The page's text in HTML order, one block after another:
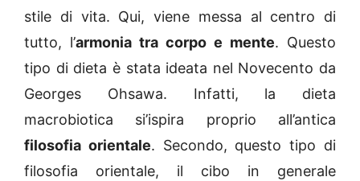
stile di vita. Qui, viene messa al centro di
tutto, l’armonia tra corpo e mente. Questo
tipo di dieta è stata ideata nel Novecento da
Georges Ohsawa. Infatti, la dieta
macrobiotica si’ispira proprio all’antica
filosofia orientale. Secondo, questo tipo di
filosofia orientale, il cibo in generale